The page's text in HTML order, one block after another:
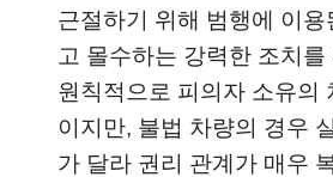
근절하기 위해 범행에 이
고 몰수하는 강력한 조치
원칙적으로 피의자 소유의
이지만, 불법 차량의 경우
가 달라 권리 관계가 매우